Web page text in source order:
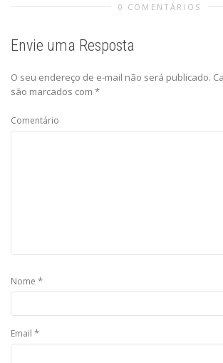
0 COMENTÁRIOS
Envie uma Resposta
O seu endereço de e-mail não será publicado.
são marcados com *
Comentário
Nome *
Email *